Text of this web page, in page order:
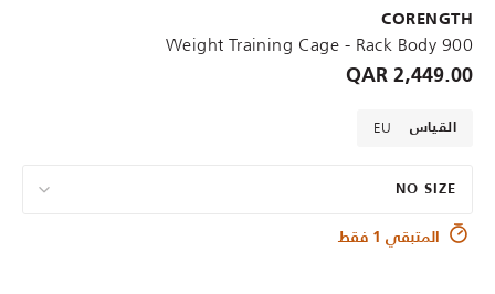
CORENGTH
Weight Training Cage - Rack Body 900
2,449.00 QAR
القياس EU
NO SIZE
المتبقي 1 فقط